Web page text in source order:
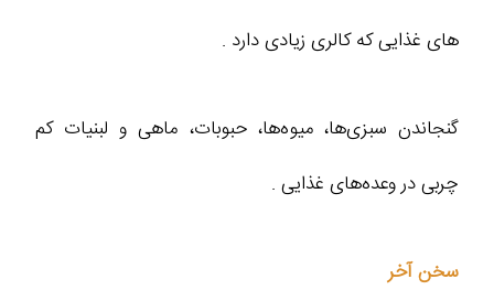
های غذایی که کالری زیادی دارد .
گنجاندن سبزی‌ها، میوه‌ها، حبوبات، ماهی و لبنیات کم
چربی در وعده‌های غذایی .
سخن آخر